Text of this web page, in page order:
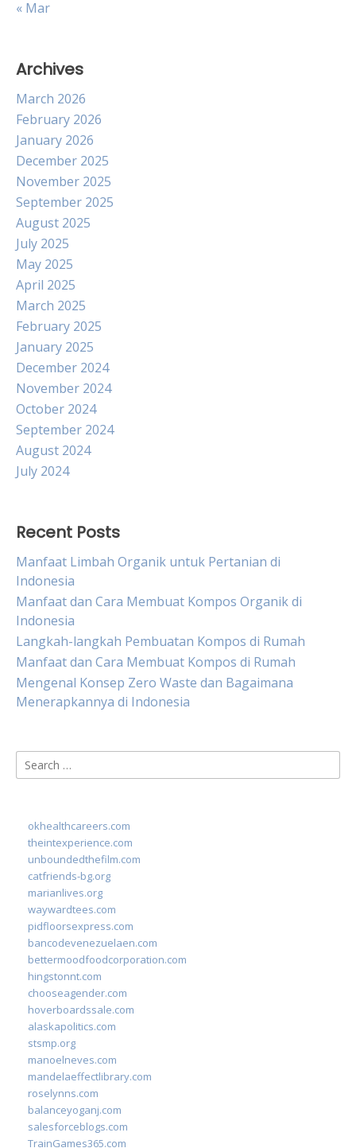
« Mar
Archives
March 2026
February 2026
January 2026
December 2025
November 2025
September 2025
August 2025
July 2025
May 2025
April 2025
March 2025
February 2025
January 2025
December 2024
November 2024
October 2024
September 2024
August 2024
July 2024
Recent Posts
Manfaat Limbah Organik untuk Pertanian di
Indonesia
Manfaat dan Cara Membuat Kompos Organik di
Indonesia
Langkah-langkah Pembuatan Kompos di Rumah
Manfaat dan Cara Membuat Kompos di Rumah
Mengenal Konsep Zero Waste dan Bagaimana
Menerapkannya di Indonesia
Search
for:
okhealthcareers.com
theintexperience.com
unboundedthefilm.com
catfriends-bg.org
marianlives.org
waywardtees.com
pidfloorsexpress.com
bancodevenezuelaen.com
bettermoodfoodcorporation.com
hingstonnt.com
chooseagender.com
hoverboardssale.com
alaskapolitics.com
stsmp.org
manoelneves.com
mandelaeffectlibrary.com
roselynns.com
balanceyoganj.com
salesforceblogs.com
TrainGames365.com